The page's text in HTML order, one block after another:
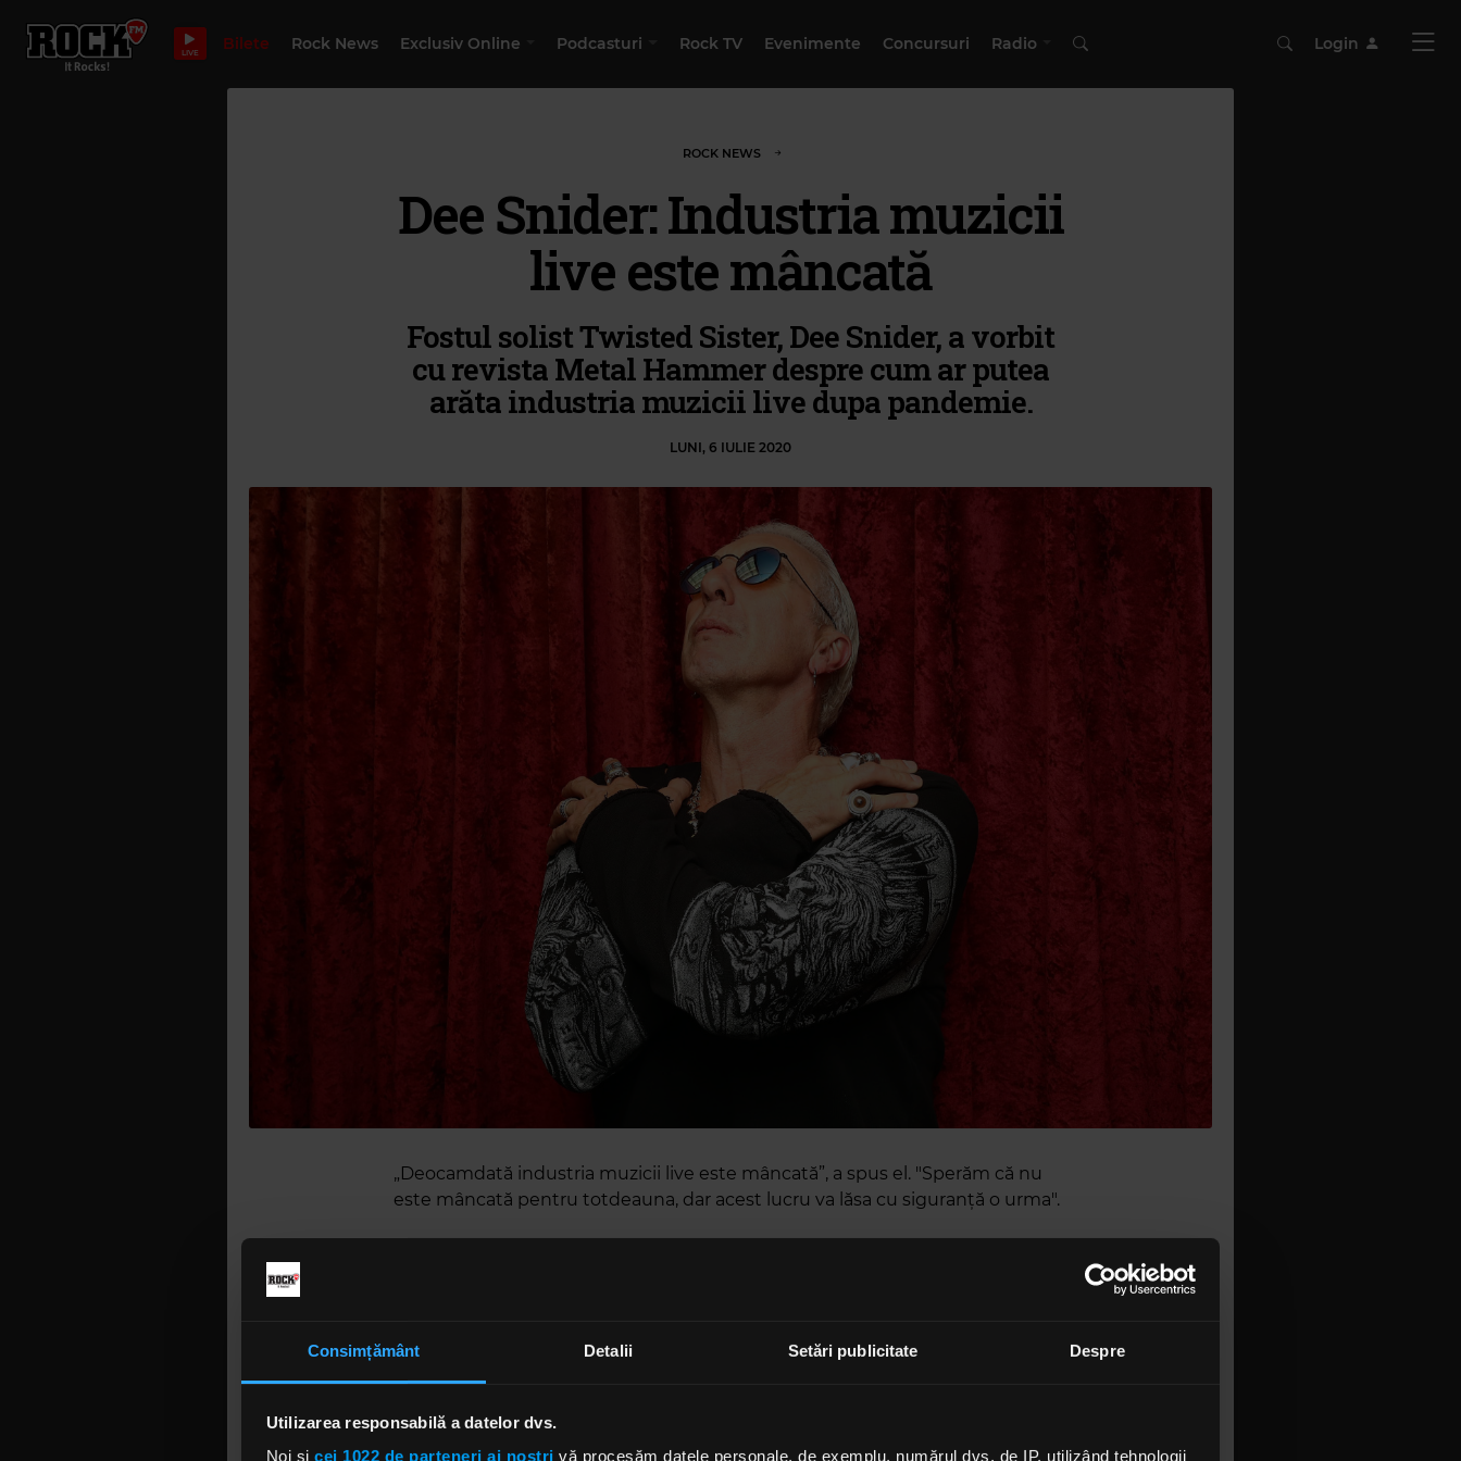
Consimțământ Detalii Setări publicitate Despre
Utilizarea responsabilă a datelor dvs.
Noi și cei 1022 de parteneri ai noștri vă procesăm datele personale, de exemplu, numărul dvs. de IP, utilizând tehnologii
LIVE Bilete Rock News Exclusiv Online Podcasturi Rock TV Evenimente Concursuri Radio Login
ROCK NEWS
Dee Snider: Industria muzicii
live este mâncată
Fostul solist Twisted Sister, Dee Snider, a vorbit
cu revista Metal Hammer despre cum ar putea
arăta industria muzicii live dupa pandemie.
LUNI, 6 IULIE 2020
„Deocamdată industria muzicii live este mâncată”, a spus el. "Sperăm că nu
este mâncată pentru totdeauna, dar acest lucru va lăsa cu siguranță o urma".
Vor sta umăr la umăr în audiență sau vor purta măști?"
acele momente în care un public numeros, trupa și melodia se conectează și
suntem cu toții impreuna. Dacă nu este asta, atunci nu vreau. Nu mai este un